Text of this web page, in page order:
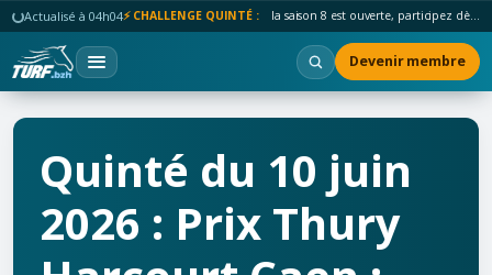
Actualisé à 04h04⚡ CHALLENGE QUINTÉ : la saison 8 est ouverte, participez dès maintenant !
Devenir membre
Quinté du 10 juin
2026 : Prix Thury